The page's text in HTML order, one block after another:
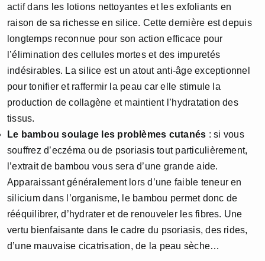
actif dans les lotions nettoyantes et les exfoliants en
raison de sa richesse en silice. Cette dernière est depuis
longtemps reconnue pour son action efficace pour
l’élimination des cellules mortes et des impuretés
indésirables. La silice est un atout anti-âge exceptionnel
pour tonifier et raffermir la peau car elle stimule la
production de collagène et maintient l’hydratation des
tissus.
Le bambou soulage les problèmes cutanés : si vous
souffrez d’eczéma ou de psoriasis tout particulièrement,
l’extrait de bambou vous sera d’une grande aide.
Apparaissant généralement lors d’une faible teneur en
silicium dans l’organisme, le bambou permet donc de
rééquilibrer, d’hydrater et de renouveler les fibres. Une
vertu bienfaisante dans le cadre du psoriasis, des rides,
d’une mauvaise cicatrisation, de la peau sèche…